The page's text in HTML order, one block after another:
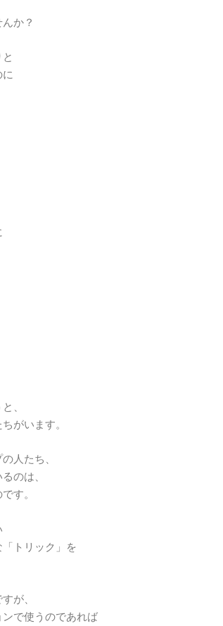
か？
、
がいます。
人たち、
のは、
す。
トリック」を
が、
で使うのであれば